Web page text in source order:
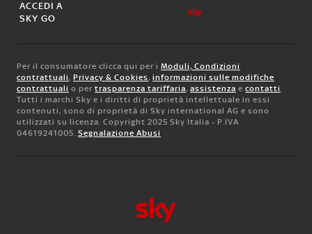
ACCEDI A
SKY GO
Per il consumatore clicca qui per i Moduli, Condizioni
contrattuali, Privacy & Cookies, informazioni sulle modifiche
contrattuali o per trasparenza tariffaria, assistenza e contatti.
Tutti i marchi Sky e i diritti di proprietà intellettuale in essi
contenuti, sono di proprietà di Sky international AG e sono
utilizzati su licenza. Copyright 2025 Sky Italia - P.IVA
04619241005. Segnalazione Abusi